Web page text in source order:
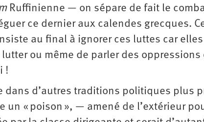
Ruffinienne — on sépare de fait le
ce dernier aux calendes grecques.
au final à ignorer ces luttes car
ou même de parler des
!
dans d’autres traditions politiques plus
un « poison », — amené de l’extérieur